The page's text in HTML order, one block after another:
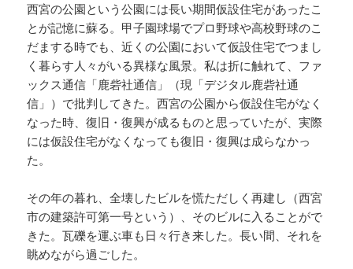
西宮の公園という公園には長い期間仮設住宅があったこ
とが記憶に蘇る。甲子園球場でプロ野球や高校野球のこ
だまする時でも、近くの公園において仮設住宅でつまし
く暮らす人々がいる異様な風景。私は折に触れて、ファ
ックス通信「鹿砦社通信」（現「デジタル鹿砦社通
信」）で批判してきた。西宮の公園から仮設住宅がなく
なった時、復旧・復興が成るものと思っていたが、実際
には仮設住宅がなくなっても復旧・復興は成らなかっ
た。
その年の暮れ、全壊したビルを慌ただしく再建し（西宮
市の建築許可第一号という）、そのビルに入ることがで
きた。瓦礫を運ぶ車も日々行き来した。長い間、それを
眺めながら過ごした。